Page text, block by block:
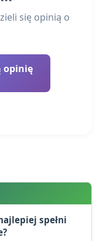
się opinią o
opinię
spełni